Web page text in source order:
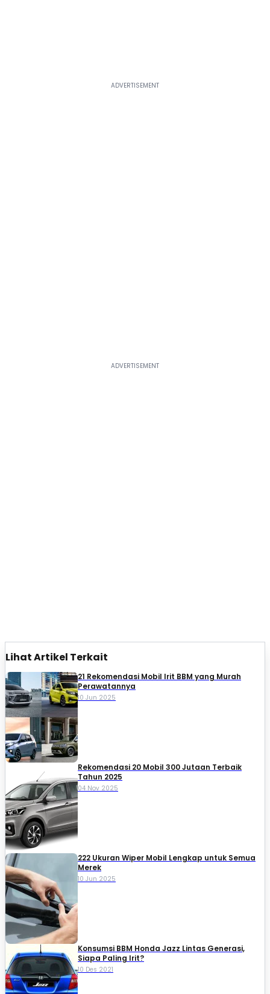
Lihat Artikel Terkait
21 Rekomendasi Mobil Irit BBM yang Murah
Perawatannya
10 Jun 2025
Rekomendasi 20 Mobil 300 Jutaan Terbaik
Tahun 2025
04 Nov 2025
222 Ukuran Wiper Mobil Lengkap untuk Semua
Merek
10 Jun 2025
Konsumsi BBM Honda Jazz Lintas Generasi,
Siapa Paling Irit?
10 Des 2021